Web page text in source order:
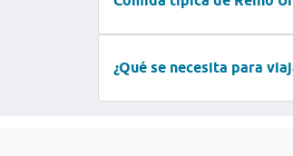
¿Qué se necesita para